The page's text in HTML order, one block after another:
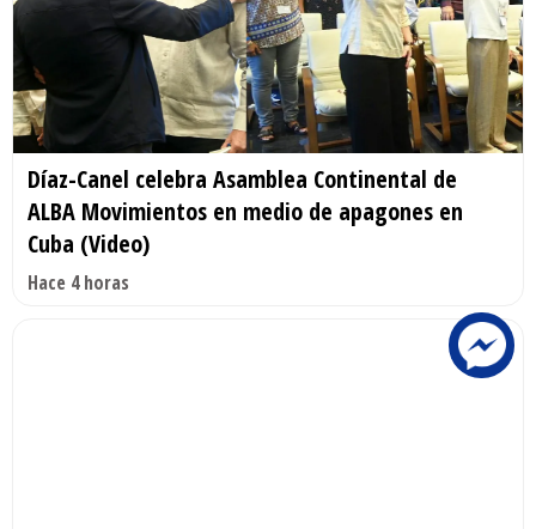
Díaz-Canel celebra Asamblea Continental de
ALBA Movimientos en medio de apagones en
Cuba (Video)
Hace 4 horas